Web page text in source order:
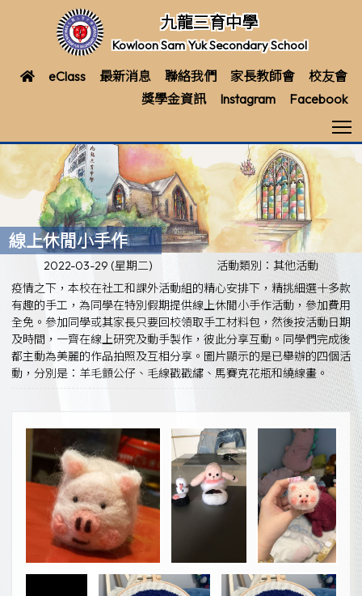
九龍三育中學
Kowloon Sam Yuk Secondary School
eClass 最新消息 聯絡我們 家長教師會
校友會
獎學金資訊
Instagram Facebook
線上休閒小手作
2022-03-29 (星期二)
活動類別：其他活動
疫情之下，本校在社工和課外活動組的精心安排下，精挑細選十多款
有趣的手工，為同學在特別假期提供線上休閒小手作活動，參加費用
全免。參加同學或其家長只要回校領取手工材料包，然後按活動日期
及時間，一齊在線上研究及動手製作，彼此分享互動。同學們完成後
都主動為美麗的作品拍照及互相分享。圖片顯示的是已舉辦的四個活
動，分別是：羊毛顫公仔、毛線戳戳繡、馬賽克花瓶和繞線畫。